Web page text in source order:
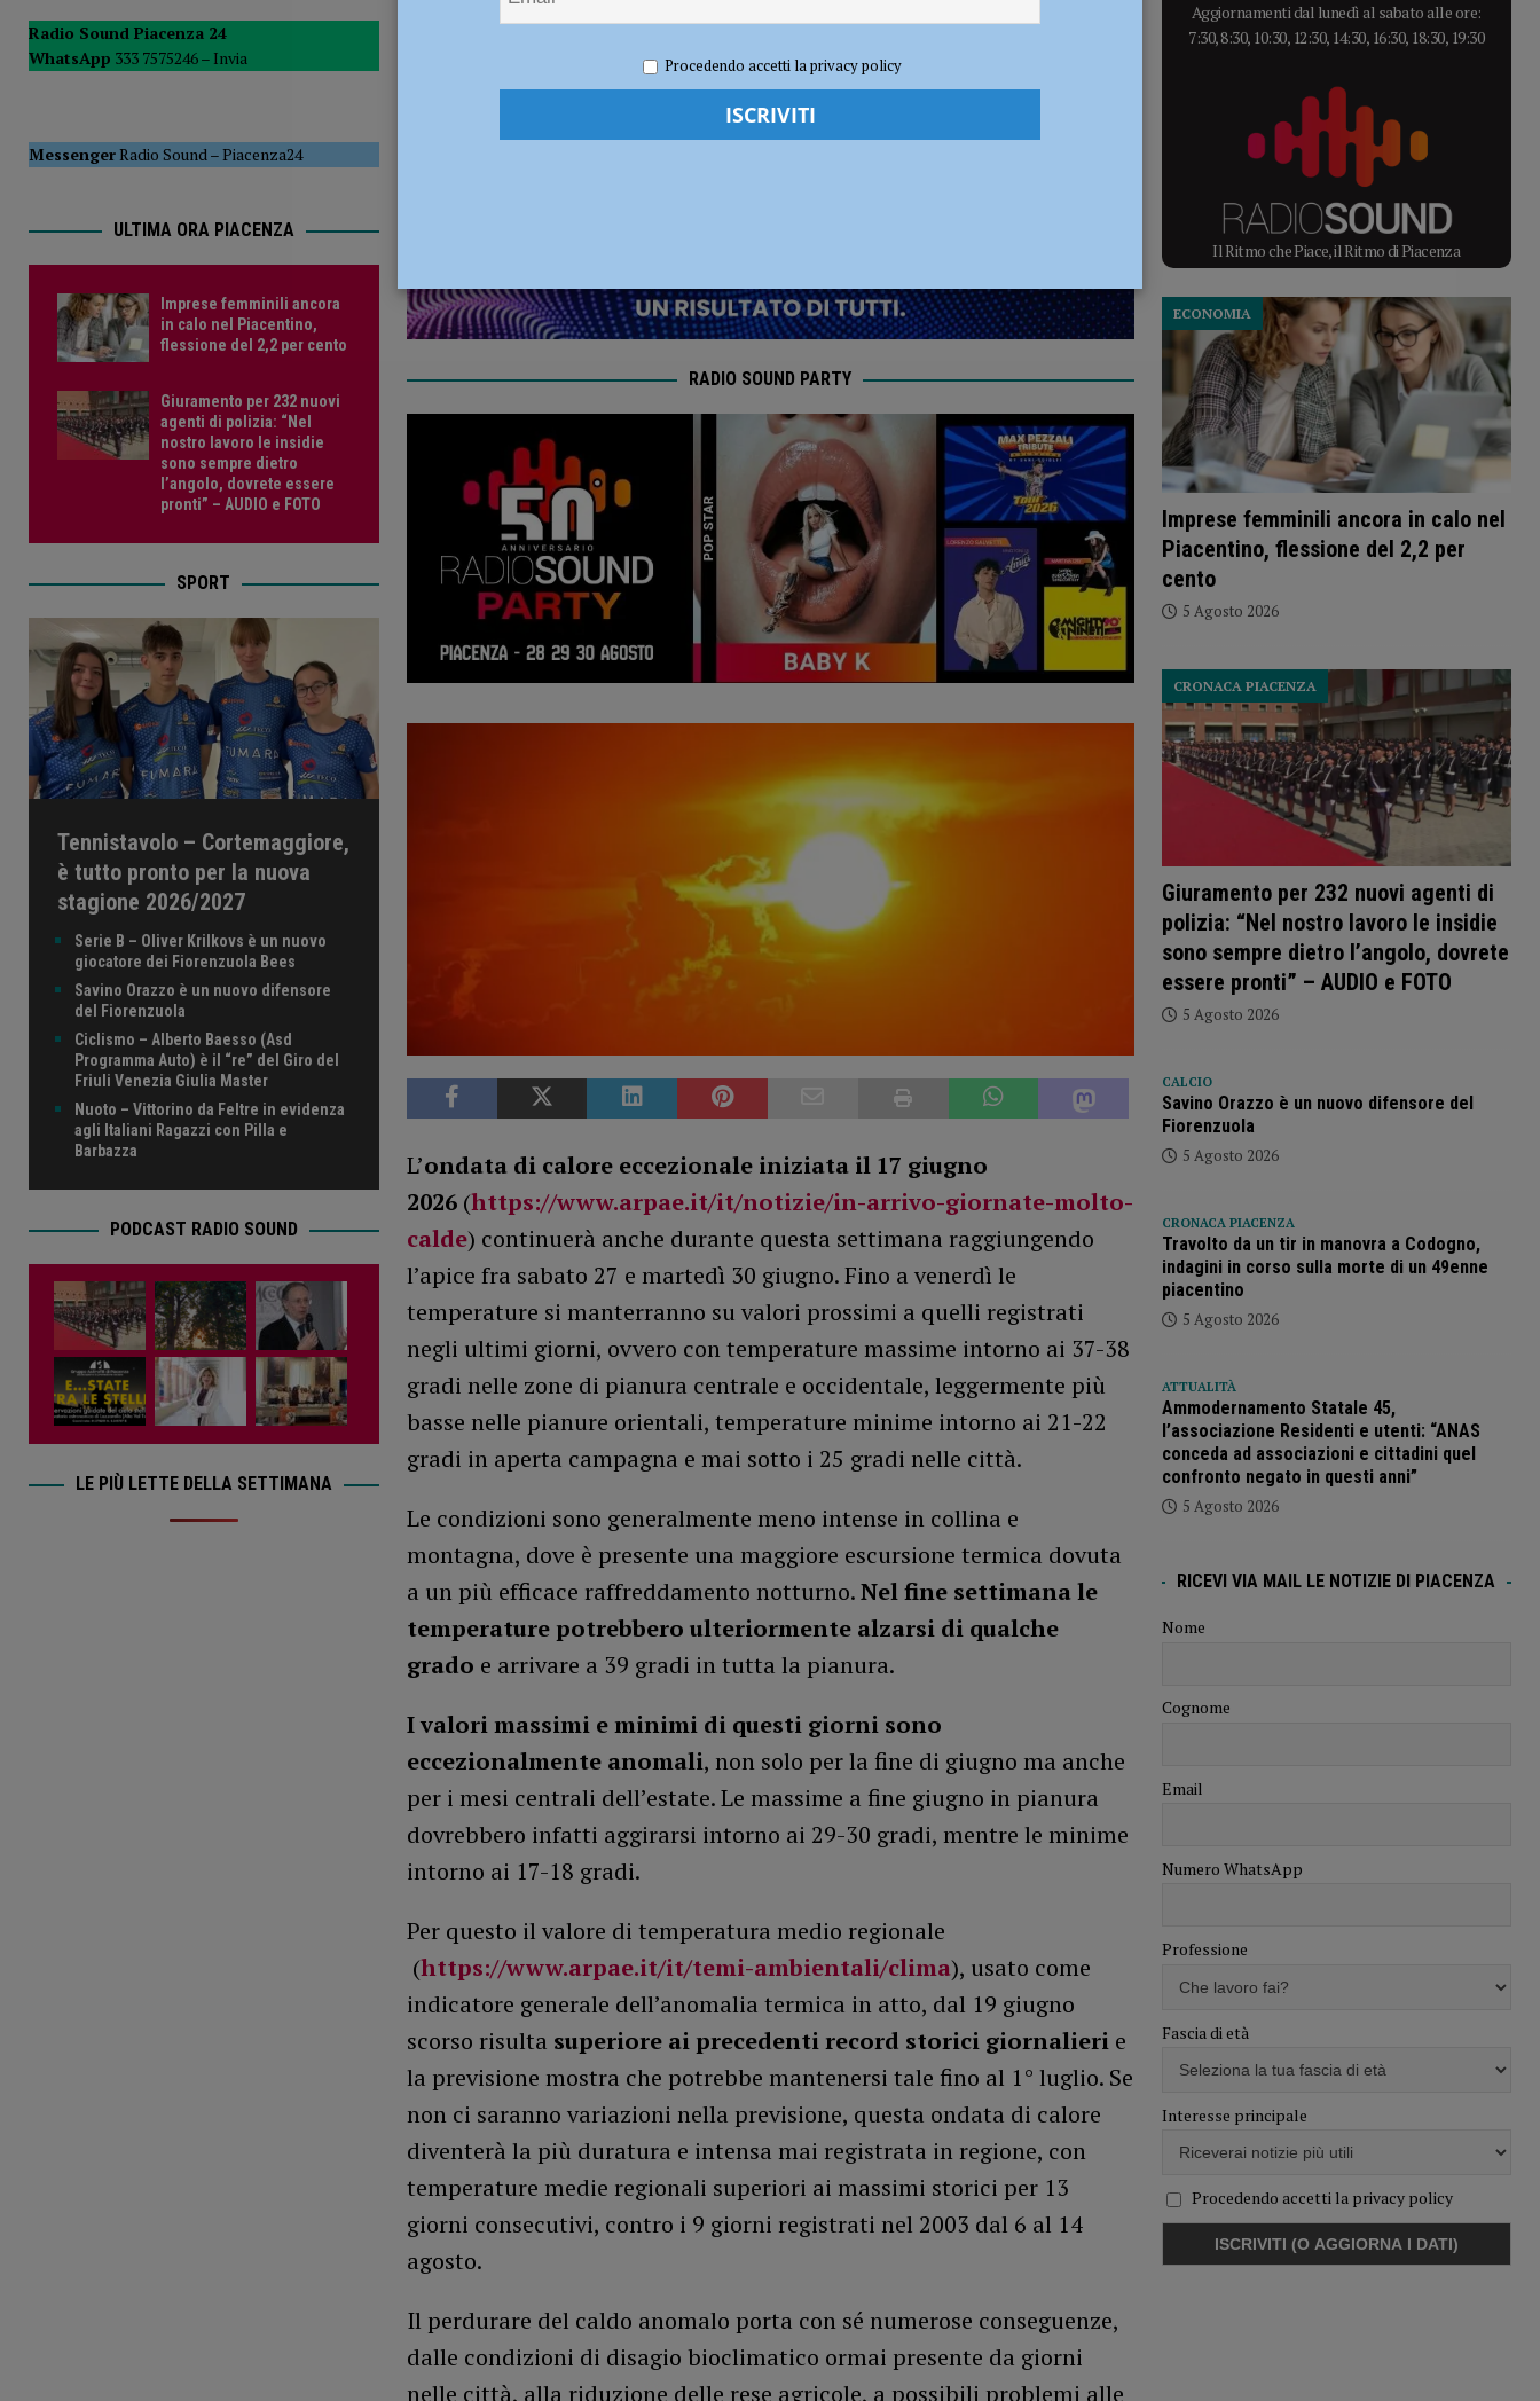
[ 5 Agosto 2026 ] Savino Orazzo è un nuovo difensore del Fiorenzuola CALCIO
Attualità
RADIO SOUND PARTY
L’ondata di calore eccezionale iniziata il 17 giugno
2026 (https://www.arpae.it/it/notizie/in-arrivo-giornate-molto-
calde) continuerà anche durante questa settimana raggiungendo
l’apice fra sabato 27 e martedì 30 giugno. Fino a venerdì le
temperature si manterranno su valori prossimi a quelli registrati
negli ultimi giorni, ovvero con temperature massime intorno ai 37-38
gradi nelle zone di pianura centrale e occidentale, leggermente più
basse nelle pianure orientali, temperature minime intorno ai 21-22
gradi in aperta campagna e mai sotto i 25 gradi nelle città.
Le condizioni sono generalmente meno intense in collina e
montagna, dove è presente una maggiore escursione termica dovuta
a un più efficace raffreddamento notturno.Nel fine settimana le
temperature potrebbero ulteriormente alzarsi di qualche
grado e arrivare a 39 gradi in tutta la pianura.
I valori massimi e minimi di questi giorni sono
eccezionalmente anomali, non solo per la fine di giugno ma anche
per i mesi centrali dell’estate. Le massime a fine giugno in pianura
dovrebbero infatti aggirarsi intorno ai 29-30 gradi, mentre le minime
intorno ai 17-18 gradi.
Per questo il valore di temperatura medio regionale
(https://www.arpae.it/it/temi-ambientali/clima), usato come
indicatore generale dell’anomalia termica in atto, dal 19 giugno
scorso risulta superiore ai precedenti record storici giornalierie
la previsione mostra che potrebbe mantenersi tale fino al 1° luglio. Se
non ci saranno variazioni nella previsione, questa ondata di calore
diventerà la più duratura e intensa mai registrata in regione, con
temperature medie regionali superiori ai massimi storici per 13
giorni consecutivi, contro i 9 giorni registrati nel 2003 dal 6 al 14
agosto.
Il perdurare del caldo anomalo porta con sé numerose conseguenze,
dalle condizioni di disagio bioclimatico ormai presente da giorni
nelle città, alla riduzione delle rese agricole, a possibili problemi alle
Radio Sound Piacenza 24
WhatsApp 333 7575246 – Invia
MessengerRadio Sound–Piacenza24
ULTIMA ORA PIACENZA
Imprese femminili ancora
in calo nel Piacentino,
flessione del 2,2 per cento
Giuramento per 232 nuovi
agenti di polizia: “Nel
nostro lavoro le insidie
sono sempre dietro
l’angolo, dovrete essere
pronti” – AUDIO e FOTO
SPORT
Tennistavolo – Cortemaggiore,
è tutto pronto per la nuova
stagione 2026/2027
Serie B – Oliver Krilkovs è un nuovo
giocatore dei Fiorenzuola Bees
Savino Orazzo è un nuovo difensore
del Fiorenzuola
Ciclismo – Alberto Baesso (Asd
Programma Auto) è il “re” del Giro del
Friuli Venezia Giulia Master
Nuoto – Vittorino da Feltre in evidenza
agli Italiani Ragazzi con Pilla e
Barbazza
PODCAST RADIO SOUND
LE PIÙ LETTE DELLA SETTIMANA
Aggiornamenti dal lunedì al sabato alle ore:
7:30, 8:30, 10:30, 12:30, 14:30, 16:30, 18:30, 19:30
Il Ritmo che Piace, il Ritmo di Piacenza
Imprese femminili ancora in calo nel
Piacentino, flessione del 2,2 per
cento
ECONOMIA
5 Agosto 2026
Giuramento per 232 nuovi agenti di
polizia: “Nel nostro lavoro le insidie
sono sempre dietro l’angolo, dovrete
essere pronti” – AUDIO e FOTO
CRONACA PIACENZA
5 Agosto 2026
CALCIO
Savino Orazzo è un nuovo difensore del
Fiorenzuola
5 Agosto 2026
CRONACA PIACENZA
Travolto da un tir in manovra a Codogno,
indagini in corso sulla morte di un 49enne
piacentino
5 Agosto 2026
ATTUALITÀ
Ammodernamento Statale 45,
l’associazione Residenti e utenti: “ANAS
conceda ad associazioni e cittadini quel
confronto negato in questi anni”
5 Agosto 2026
RICEVI VIA MAIL LE NOTIZIE DI PIACENZA
Nome
Cognome
Email
Numero WhatsApp
Professione
Fascia di età
Interesse principale
Procedendo accetti la privacy policy
Procedendo accetti la privacy policy